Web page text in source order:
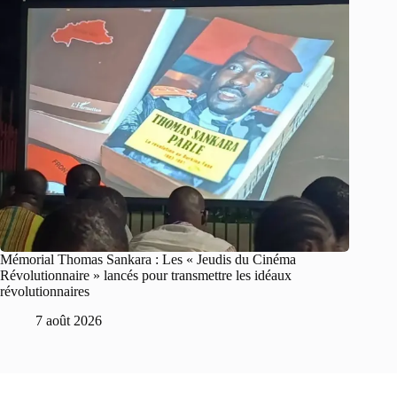
Mémorial Thomas Sankara : Les « Jeudis du Cinéma
Révolutionnaire » lancés pour transmettre les idéaux
révolutionnaires
7 août 2026